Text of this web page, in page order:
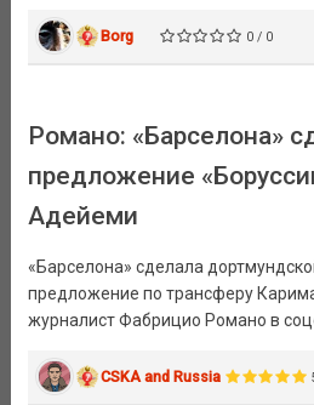
Borg 0 / 0
Романо: «Барселона»
предложение
Адейеми
«Барселона» сделала
предложение по трансферу
журналист Фабрицио Романо в
CSKA and Russia